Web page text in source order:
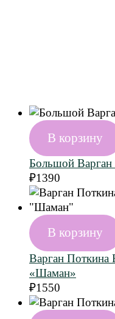
В корзину
Большой Варган
₽1390
В корзину
Варган Поткина
«Шаман»
₽1550